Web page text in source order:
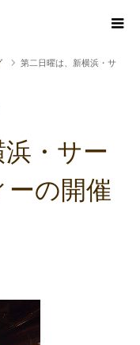
第二日曜は、新横浜・サ
・サー
ーの開催